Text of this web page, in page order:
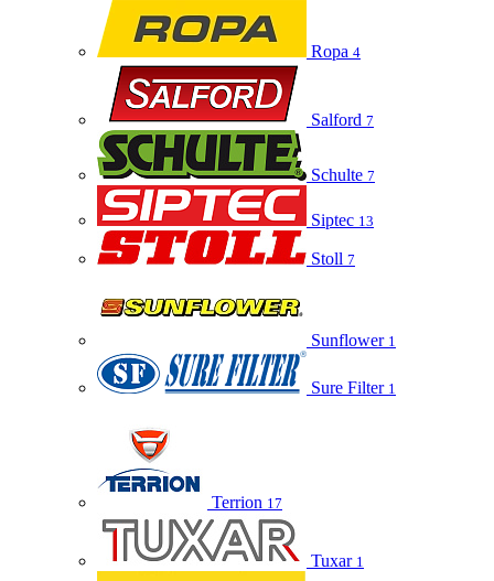
Ropa 4
Salford 7
Schulte 7
Siptec 13
Stoll 7
Sunflower 1
Sure Filter 1
Terrion 17
Tuxar 1